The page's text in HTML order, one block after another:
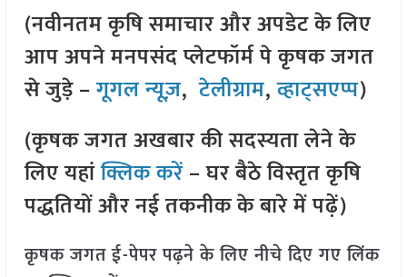
(नवीनतम कृषि समाचार और अपडेट के लिए
आप अपने मनपसंद प्लेटफॉर्म पे कृषक जगत
से जुड़े –गूगल न्यूज़,टेलीग्राम,व्हाट्सएप्प)
(कृषक जगत अखबार की सदस्यता लेने के
लिए यहांक्लिक करें– घर बैठे विस्तृत कृषि
पद्धतियों और नई तकनीक के बारे में पढ़ें)
कृषक जगत ई-पेपर पढ़ने के लिए नीचे दिए गए लिंक